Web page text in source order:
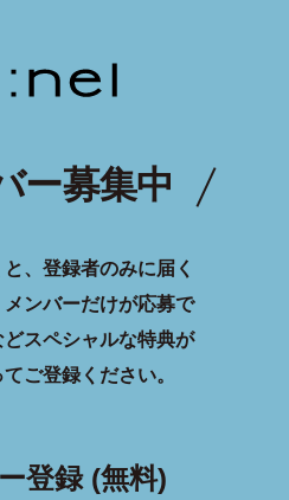
ー募集中
、登録者のみに届く
メンバーだけが応募で
スペシャルな特典が
ご登録ください。
登録 (無料)